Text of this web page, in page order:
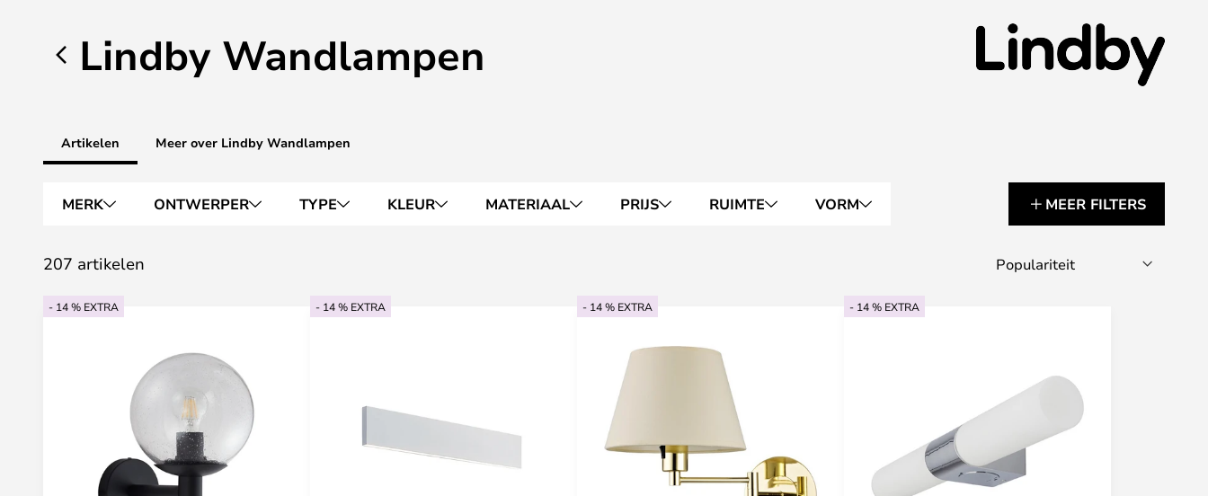
Lindby Wandlampen
Artikelen Meer over Lindby Wandlampen
MERK ONTWERPER TYPE KLEUR MATERIAAL PRIJS RUIMTE VORM MEER FILTERS
207 artikelen
- 14 % EXTRA - 14 % EXTRA - 14 % EXTRA - 14 % EXTRA